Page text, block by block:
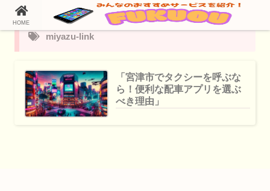
miyazu-link
「宮津市でタクシーを呼ぶな
ら！便利な配車アプリを選ぶ
べき理由」
HOME